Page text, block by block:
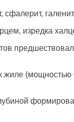
изредка
(мощностью